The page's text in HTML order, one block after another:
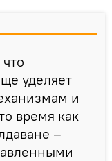
уделяет
и
время как
–